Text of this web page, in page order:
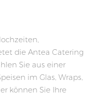
die Antea Catering
Sie aus einer
im Glas, Wraps,
können Sie Ihre